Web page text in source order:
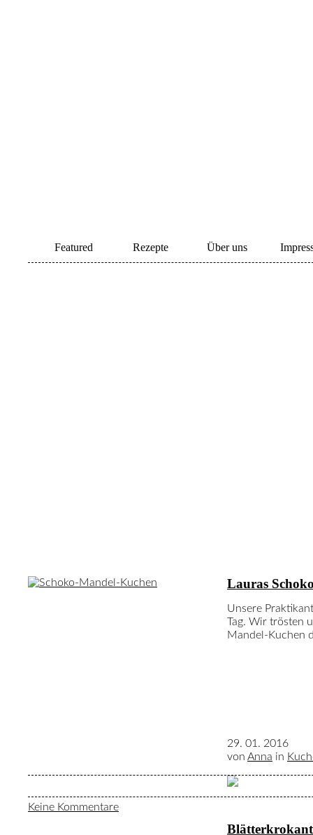
Featured Rezepte Über uns
Lauras
Unsere
Tag. Wir trösten
Mandel-Kuchen
29. 01. 2016
von Anna in
Keine Kommentare
Blätterkrokant